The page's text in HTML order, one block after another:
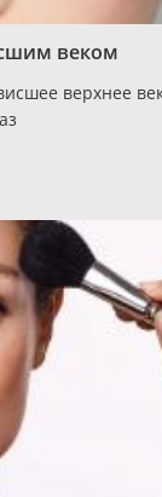
веком
верхнее